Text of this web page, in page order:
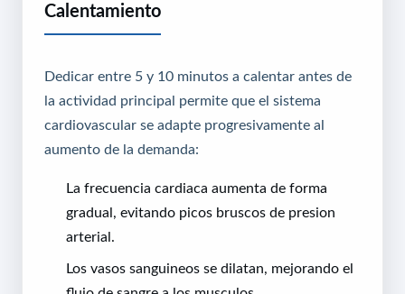
Calentamiento
Dedicar entre 5 y 10 minutos a calentar antes de
la actividad principal permite que el sistema
cardiovascular se adapte progresivamente al
aumento de la demanda:
La frecuencia cardiaca aumenta de forma
gradual, evitando picos bruscos de presion
arterial.
Los vasos sanguineos se dilatan, mejorando el